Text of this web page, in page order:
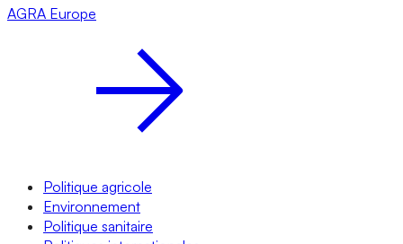
AGRA Europe
Politique agricole
Environnement
Politique sanitaire